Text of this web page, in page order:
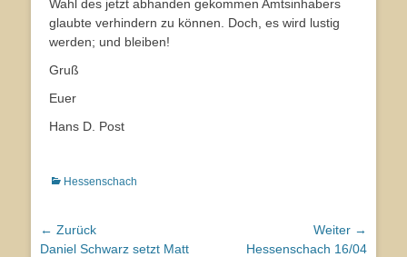
Wahl des jetzt abhanden gekommen Amtsinhabers
glaubte verhindern zu können. Doch, es wird lustig
werden; und bleiben!
Gruß
Euer
Hans D. Post
Kategorien
Hessenschach
Beitragsnavigation
← Zurück
Vorhergehender
Daniel Schwarz setzt Matt
Weiter →
NächsterHessenschach 16/04